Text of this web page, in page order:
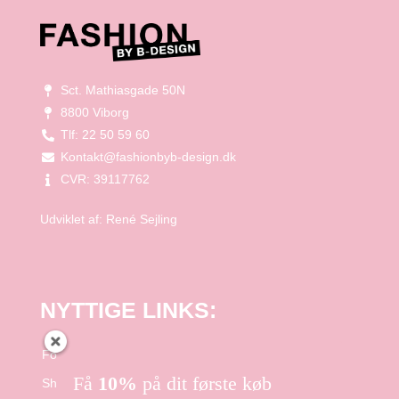
Sct. Mathiasgade 50N
8800 Viborg
Tlf: 22 50 59 60
Kontakt@fashionbyb-design.dk
CVR: 39117762
Udviklet af: René Sejling
NYTTIGE LINKS:
Forside
Shop Få 10% på dit første køb